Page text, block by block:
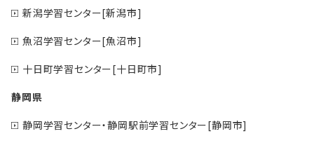
新潟学習センター[新潟市]
魚沼学習センター[魚沼市]
十日町学習センター[十日町市]
静岡県
静岡学習センター・静岡駅前学習センター[静岡市]